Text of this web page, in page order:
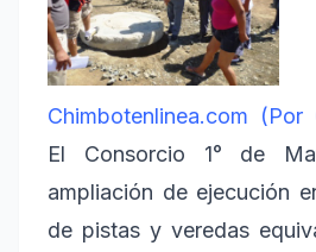
Chimbotenlinea.com (Por
El Consorcio 1° de
ampliación de ejecución
de pistas y veredas